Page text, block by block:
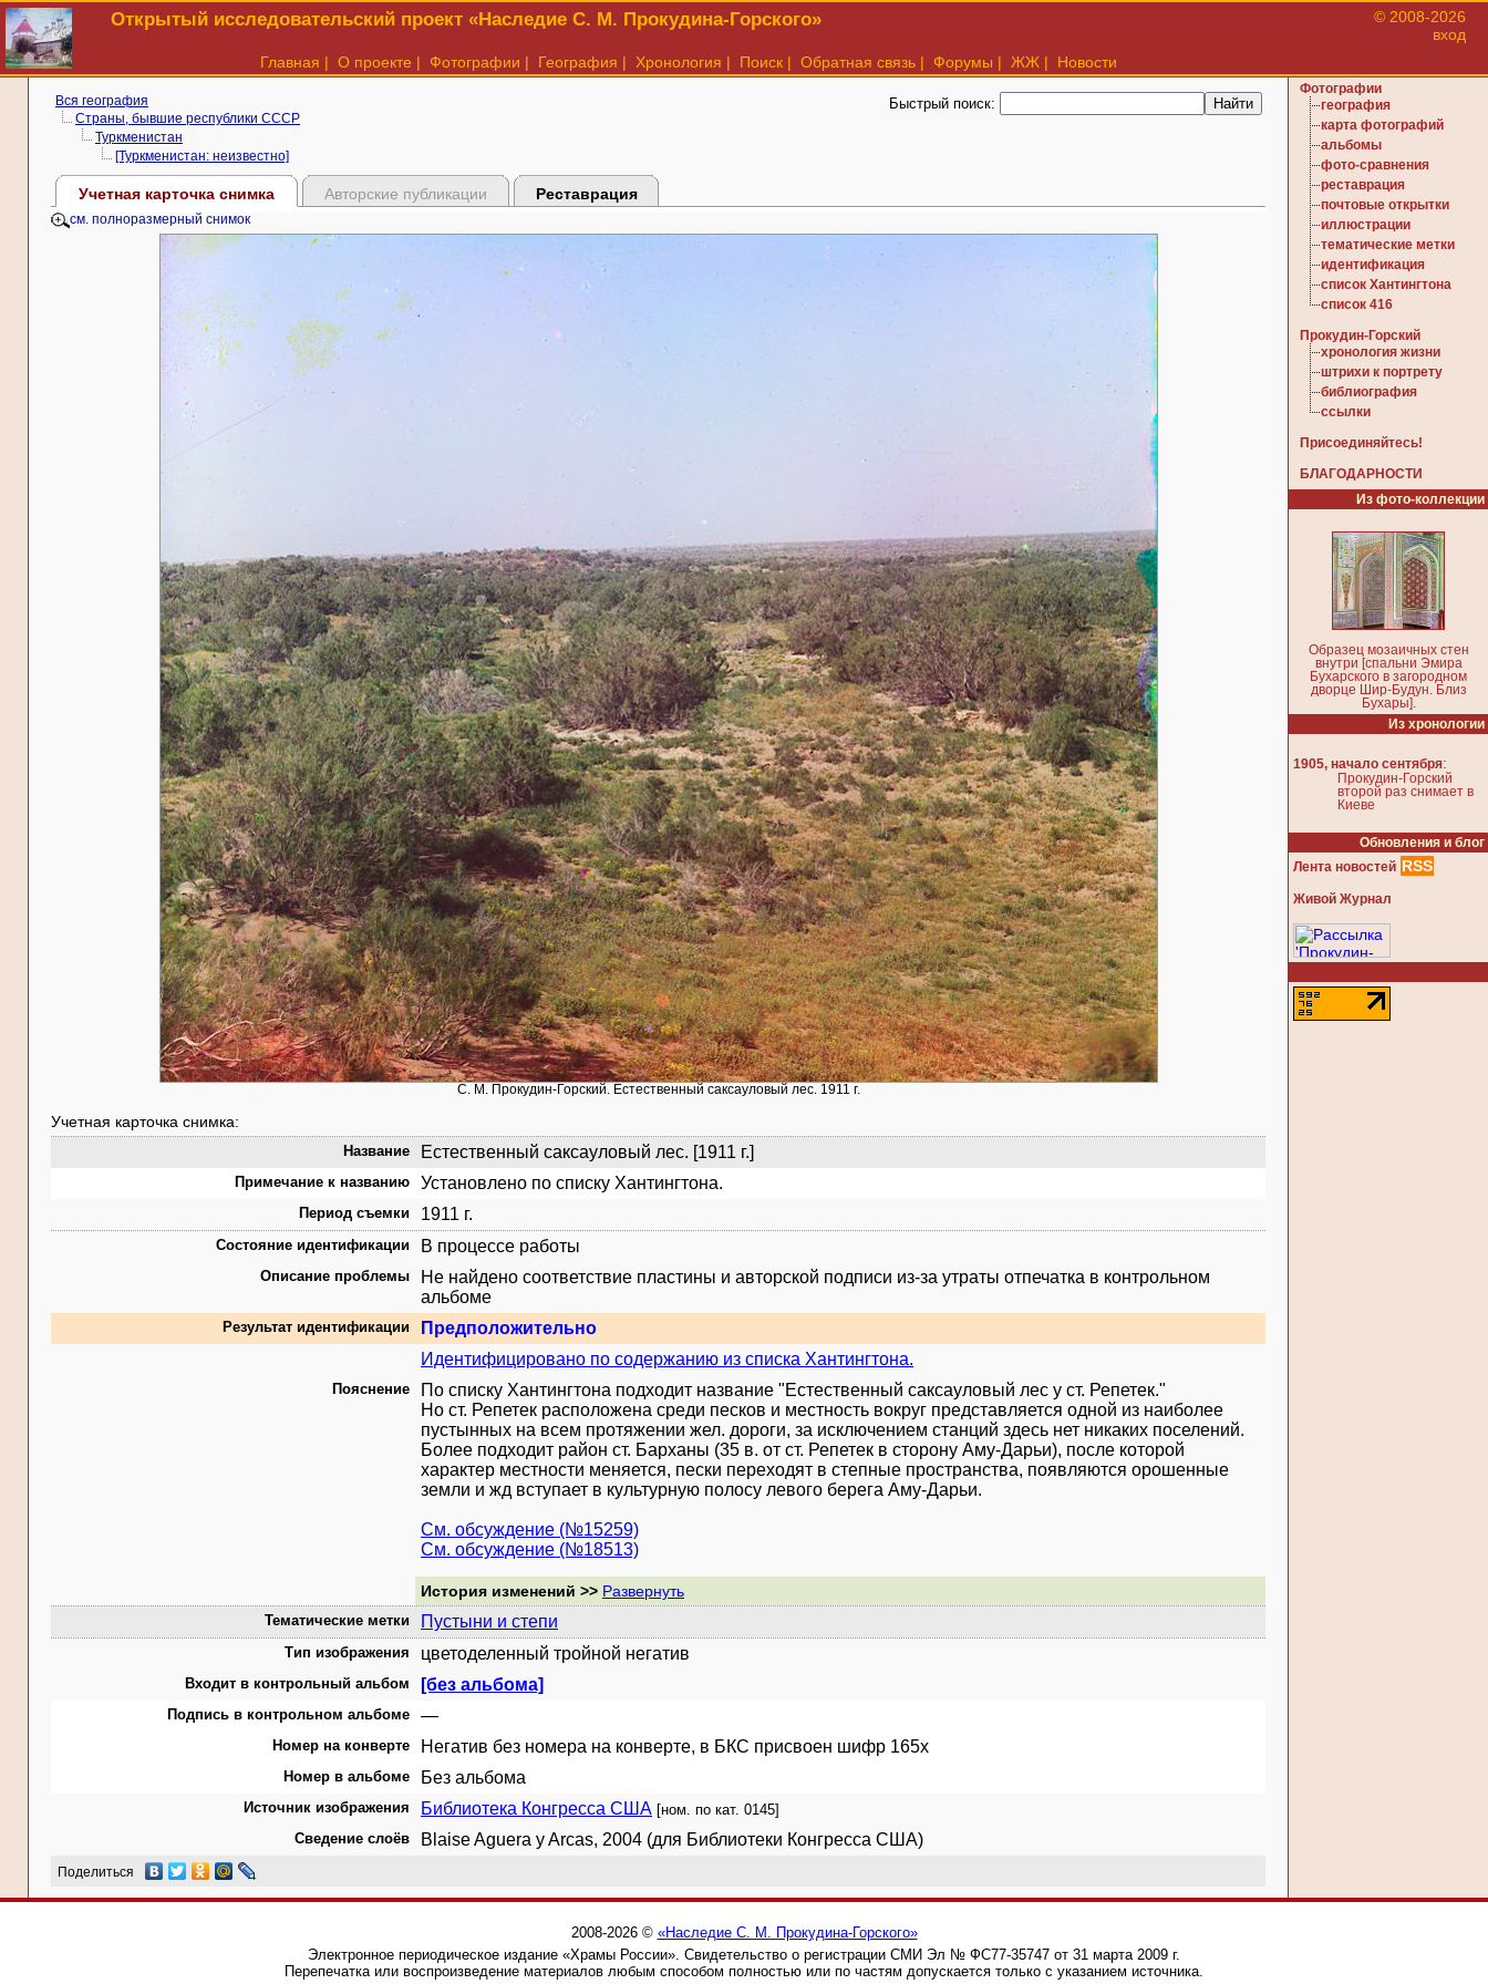
Открытый исследовательский проект «Наследие С. М. Прокудина-Горского»
© 2008-2026
вход
Главная | О проекте | Фотографии | География | Хронология | Поиск | Обратная связь | Форумы | ЖЖ | Новости
Вся география
Страны, бывшие республики СССР
Туркменистан
[Туркменистан: неизвестно]
Быстрый поиск:
Учетная карточка снимка Авторские публикации Реставрация
см. полноразмерный снимок
С. М. Прокудин-Горский. Естественный саксауловый лес. 1911 г.
Учетная карточка снимка:
Название Естественный саксауловый лес. [1911 г.]
Примечание к названию Установлено по списку Хантингтона.
Период съемки 1911 г.
Состояние идентификации В процессе работы
Описание проблемы
Не найдено соответствие пластины и авторской подписи из-за утраты отпечатка в контрольном
альбоме
Результат идентификации
Предположительно
Идентифицировано по содержанию из списка Хантингтона.
Пояснение
По списку Хантингтона подходит название "Естественный саксауловый лес у ст. Репетек."
Но ст. Репетек расположена среди песков и местность вокруг представляется одной из наиболее
пустынных на всем протяжении жел. дороги, за исключением станций здесь нет никаких поселений.
Более подходит район ст. Барханы (35 в. от ст. Репетек в сторону Аму-Дарьи), после которой
характер местности меняется, пески переходят в степные пространства, появляются орошенные
земли и жд вступает в культурную полосу левого берега Аму-Дарьи.
См. обсуждение (№15259)
См. обсуждение (№18513)
История изменений >> Развернуть
Тематические метки Пустыни и степи
Тип изображения цветоделенный тройной негатив
Входит в контрольный альбом [без альбома]
Подпись в контрольном альбоме —
Номер на конверте Негатив без номера на конверте, в БКС присвоен шифр 165x
Номер в альбоме Без альбома
Источник изображения Библиотека Конгресса США [ном. по кат. 0145]
Сведение слоёв
Blaise Aguera y Arcas, 2004 (для Библиотеки Конгресса США)
Поделиться
Фотографии
география
карта фотографий
альбомы
фото-сравнения
реставрация
почтовые открытки
иллюстрации
тематические метки
идентификация
список Хантингтона
список 416
Прокудин-Горский
хронология жизни
штрихи к портрету
библиография
ссылки
Присоединяйтесь!
БЛАГОДАРНОСТИ
Из фото-коллекции
Образец мозаичных стен
внутри [спальни Эмира
Бухарского в загородном
дворце Шир-Будун. Близ
Бухары].
Из хронологии
1905, начало сентября:
Прокудин-Горский
второй раз снимает в
Киеве
Обновления и блог
Лента новостей RSS
Живой Журнал
2008-2026 © «Наследие С. М. Прокудина-Горского»
Электронное периодическое издание «Храмы России». Свидетельство о регистрации СМИ Эл № ФС77-35747 от 31 марта 2009 г.
Перепечатка или воспроизведение материалов любым способом полностью или по частям допускается только с указанием источника.